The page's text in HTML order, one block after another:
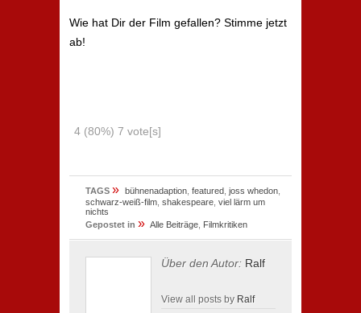
Wie hat Dir der Film gefallen? Stimme jetzt
ab!
4 (80%) 7 vote[s]
TAGS » bühnenadaption featured joss whedon
schwarz-weiß-film shakespeare viel lärm um
nichts
Gepostet in » Alle Beiträge Filmkritiken
Über den Autor: Ralf
View all posts by Ralf